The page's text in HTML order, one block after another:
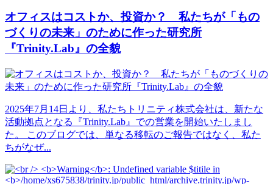
オフィスはコストか、投資か？ 私たちが「もの
づくりの未来」のために作った研究所
『Trinity.Lab』の全貌
2025年7月14日より、私たちトリニティ株式会社は、新たな
活動拠点となる『Trinity.Lab』での営業を開始いたしまし
た。 このブログでは、単なる移転のご報告ではなく、私た
ちがなぜ...